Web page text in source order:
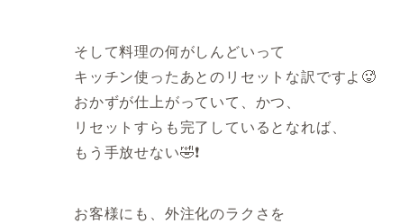
そして料理の何がしんどいって
キッチン使ったあとのリセットな訳ですよ🥵
おかずが仕上がっていて、かつ、
リセットすらも完了しているとなれば、
もう手放せない🤣❗️
お客様にも、外注化のラクさを